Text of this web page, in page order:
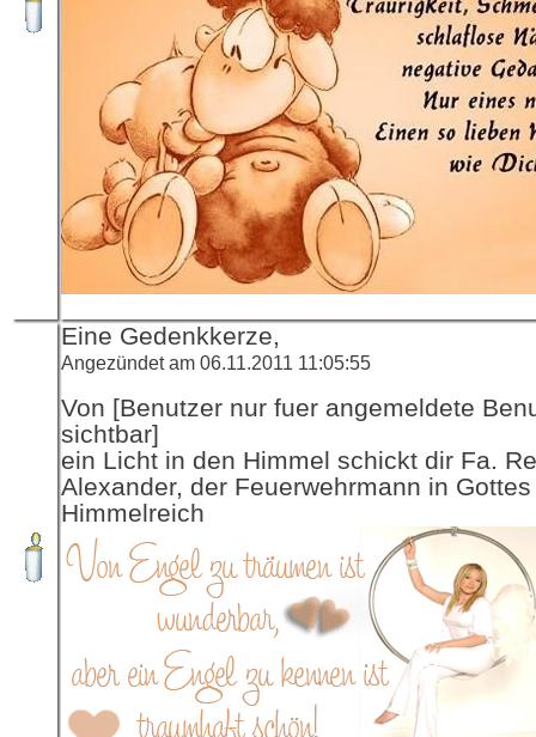
Eine Gedenkkerze,
Angezündet am 06.11.2011 11:05:55
Von [Benutzer nur fuer angemeldete
sichtbar]
ein Licht in den Himmel schickt dir Fa.
Alexander, der Feuerwehrmann in Gottes
Himmelreich